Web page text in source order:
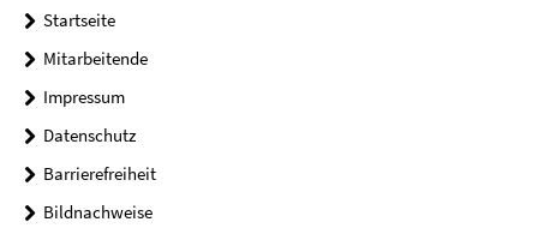
Startseite
Mitarbeitende
Impressum
Datenschutz
Barrierefreiheit
Bildnachweise